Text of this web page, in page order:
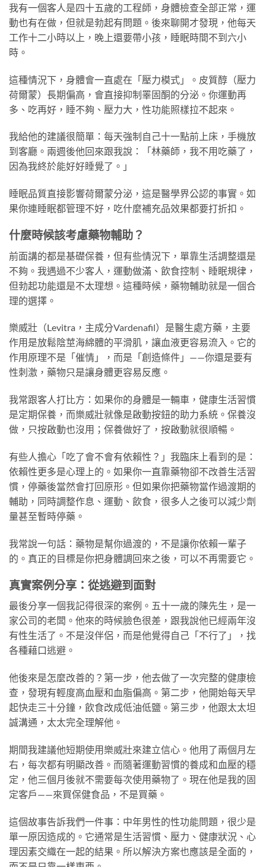
我有一個客人是四十五歲的工程師，身體檢查全部正常，運
動也有在做，但就是勃起有問題。後來聊開才發現，他每天
工作十二小時以上，晚上還要帶小孩，睡眠時間不到六小
時。
這種情況下，身體會一直處在「壓力模式」。皮質醇（壓力
荷爾蒙）長期偏高，會直接抑制睪固酮的分泌。你運動再
多、吃再好，睡不夠、壓力大，性功能照樣拉不起來。
我給他的建議很簡單：每天強制自己十一點前上床，手機放
到客廳。兩週後他回來跟我說：「林藥師，我不用吃藥了，
因為我終於能好好睡覺了。」
睡眠品質直接影響荷爾蒙分泌，這是醫學界公認的事實。如
果你連睡眠都管理不好，吃什麼補充品效果都要打折扣。
什麼時候該考慮藥物輔助？
前面講的都是基礎保養，但有些情況下，單靠生活調整還是
不夠。我遇過不少客人，運動做滿、飲食控制、睡眠規律，
但勃起功能還是不太理想。這種時候，藥物輔助就是一個合
理的選擇。
樂威壯（Levitra，主成分Vardenafil）是醫生處方藥，主要
作用是放鬆陰莖海綿體的平滑肌，讓血液更容易流入。它的
作用原理不是「催情」，而是「創造條件」——你還是要有
性刺激，藥物只是讓身體更容易反應。
我常跟客人打比方：如果你的身體是一輛車，健康生活習慣
是定期保養，而樂威壯就像是啟動按鈕的助力系統。保養沒
做，只按啟動也沒用；保養做好了，按啟動就很順暢。
有些人擔心「吃了會不會有依賴性？」我臨床上看到的是：
依賴性更多是心理上的。如果你一直靠藥物卻不改善生活習
慣，停藥後當然會打回原形。但如果你把藥物當作過渡期的
輔助，同時調整作息、運動、飲食，很多人之後可以減少劑
量甚至暫時停藥。
我常說一句話：藥物是幫你過渡的，不是讓你依賴一輩子
的。真正的目標是你把身體調回來之後，可以不再需要它。
真實案例分享：從逃避到面對
最後分享一個我記得很深的案例。五十一歲的陳先生，是一
家公司的老闆。他來的時候臉色很差，跟我說他已經兩年沒
有性生活了。不是沒伴侶，而是他覺得自己「不行了」，找
各種藉口逃避。
他後來是怎麼改善的？第一步，他去做了一次完整的健康檢
查，發現有輕度高血壓和血脂偏高。第二步，他開始每天早
起快走三十分鐘，飲食改成低油低鹽。第三步，他跟太太坦
誠溝通，太太完全理解他。
期間我建議他短期使用樂威壯來建立信心。他用了兩個月左
右，每次都有明顯改善。而隨著運動習慣的養成和血壓的穩
定，他三個月後就不需要每次使用藥物了。現在他是我的固
定客戶——來買保健食品，不是買藥。
這個故事告訴我們一件事：中年男性的性功能問題，很少是
單一原因造成的。它通常是生活習慣、壓力、健康狀況、心
理因素交織在一起的結果。所以解決方案也應該是全面的，